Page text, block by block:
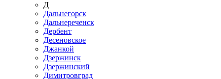
Д
Дальнегорск
Дальнереченск
Дербент
Десеновское
Джанкой
Дзержинск
Дзержинский
Димитровград